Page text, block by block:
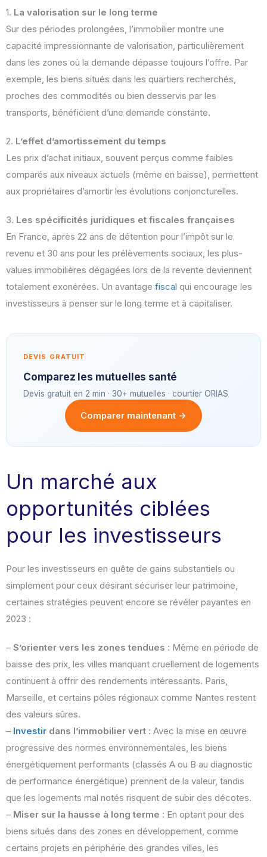
1. La valorisation sur le long terme
Sur des périodes prolongées, l’immobilier montre une
capacité impressionnante de valorisation, particulièrement
dans les zones où la demande dépasse toujours l’offre. Par
exemple, les biens situés dans les quartiers recherchés,
proches des commodités ou bien desservis par les
transports, bénéficient d’une demande constante.
2. L’effet d’amortissement du temps
Les prix d’achat initiaux, souvent perçus comme faibles
comparés aux niveaux actuels (même en baisse), permettent
aux propriétaires d’amortir les évolutions conjoncturelles.
3. Les spécificités juridiques et fiscales françaises
En France, après 22 ans de détention pour l’impôt sur le
revenu et 30 ans pour les prélèvements sociaux, les plus-
values immobilières dégagées lors de la revente deviennent
totalement exonérées. Un avantage fiscal qui encourage les
investisseurs à penser sur le long terme et à capitaliser.
DEVIS GRATUIT
Comparez les mutuelles santé
Devis gratuit en 2 min · 30+ mutuelles · courtier ORIAS
Comparer maintenant →
Un marché aux
opportunités ciblées
pour les investisseurs
Pour les investisseurs en quête de gains substantiels ou
simplement pour ceux désirant sécuriser leur patrimoine,
certaines stratégies peuvent encore se révéler payantes en
2023 :
– S’orienter vers les zones tendues : Même en période de
baisse des prix, les villes manquant cruellement de logements
continuent à offrir des rendements intéressants. Paris,
Marseille, et certains pôles régionaux comme Nantes restent
des valeurs sûres.
– Investir dans l’immobilier vert : Avec la mise en œuvre
progressive des normes environnementales, les biens
énergétiquement performants (classés A ou B au diagnostic
de performance énergétique) prennent de la valeur, tandis
que les logements mal notés risquent de subir des décotes.
– Miser sur la hausse à long terme : En optant pour des
biens situés dans des zones en développement, comme
certains projets en périphérie des grandes villes, les